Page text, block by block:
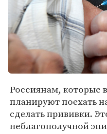
Россиянам, которые
планируют поехать
сделать прививки.
неблагополучной